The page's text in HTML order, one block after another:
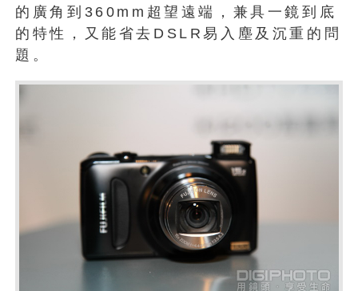
的廣角到360mm超望遠端，兼具一鏡到底
的特性，又能省去DSLR易入塵及沉重的問
題。